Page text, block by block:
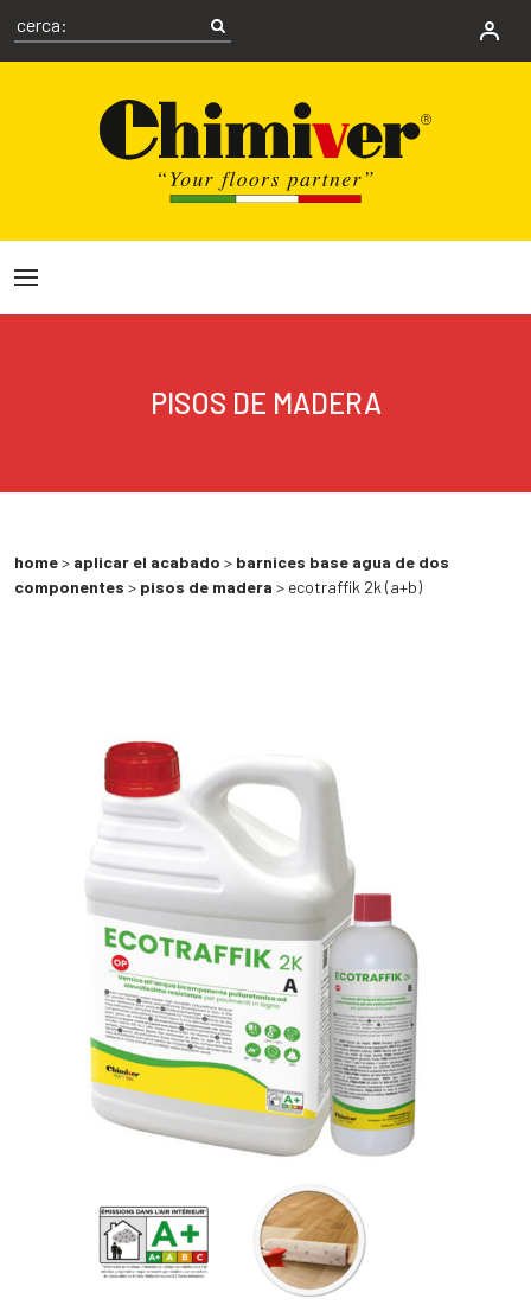
PISOS DE MADERA
home> aplicar el acabado > barnices base agua de dos
componentes > pisos de madera > ecotraffik 2k (a+b)